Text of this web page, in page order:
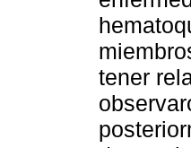
tener